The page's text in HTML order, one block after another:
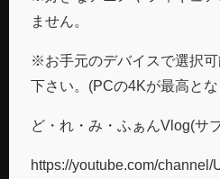
ません。
※お手元のデバイスで選択
下さい。(PCの4Kが最高と
ど・れ・み・ふぁんVlog(サ
https://youtube.com/